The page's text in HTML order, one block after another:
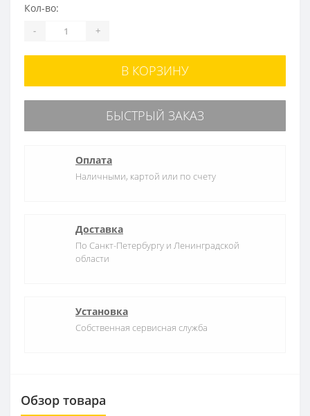
Кол-во:
- +
В КОРЗИНУ
БЫСТРЫЙ ЗАКАЗ
Оплата
Наличными, картой или по счету
Доставка
По Санкт-Петербургу и Ленинградской
области
Установка
Собственная сервисная служба
Обзор товара